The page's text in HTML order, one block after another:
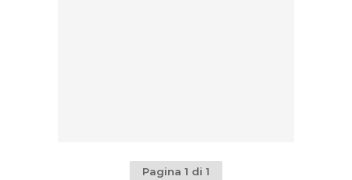
Pagina 1 di 1